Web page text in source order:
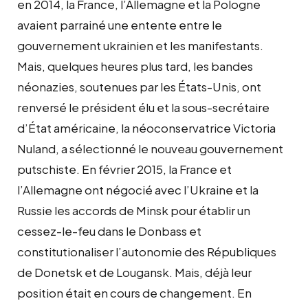
en 2014, la France, l’Allemagne et la Pologne
avaient parrainé une entente entre le
gouvernement ukrainien et les manifestants.
Mais, quelques heures plus tard, les bandes
néonazies, soutenues par les États-Unis, ont
renversé le président élu et la sous-secrétaire
d’État américaine, la néoconservatrice Victoria
Nuland, a sélectionné le nouveau gouvernement
putschiste. En février 2015, la France et
l’Allemagne ont négocié avec l’Ukraine et la
Russie les accords de Minsk pour établir un
cessez-le-feu dans le Donbass et
constitutionaliser l’autonomie des Républiques
de Donetsk et de Lougansk. Mais, déjà leur
position était en cours de changement. En